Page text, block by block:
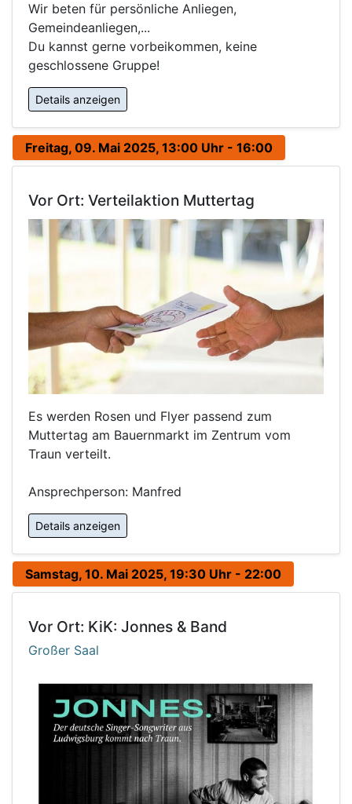
Wir beten für persönliche Anliegen,
Gemeindeanliegen,...
Du kannst gerne vorbeikommen, keine
geschlossene Gruppe!
Details anzeigen
Freitag, 09. Mai 2025, 13:00 Uhr - 16:00
Vor Ort: Verteilaktion Muttertag
Es werden Rosen und Flyer passend zum
Muttertag am Bauernmarkt im Zentrum vom
Traun verteilt.
Ansprechperson: Manfred
Details anzeigen
Samstag, 10. Mai 2025, 19:30 Uhr - 22:00
Vor Ort: KiK: Jonnes & Band
Großer Saal